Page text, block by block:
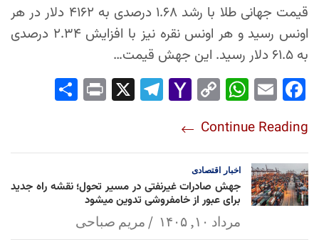
قیمت جهانی طلا با رشد ۱.۶۸ درصدی به ۴۱۶۲ دلار در هر
اونس رسید و هر اونس نقره نیز با افزایش ۲.۳۴ درصدی
به ۶۱.۵ دلار رسید. این جهش قیمت…
Fac
ok
Em
Wh
Ap
p
Co
Lin
k
Yah
l
Tel
Pri
Continue Reading
اخبار اقتصادی
جهش صادرات غیرنفتی در مسیر تحول؛ نقشه راه جدید
برای عبور از خامفروشی تدوین میشود
مرداد ۱۰, ۱۴۰۵ مریم صباحی